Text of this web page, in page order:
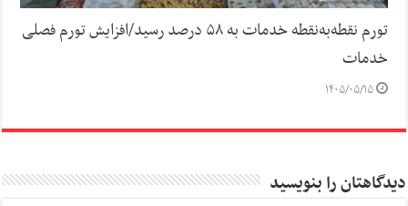
تورم نقطه‌به‌نقطه خدمات به ۵۸ درصد رسید/افزایش تورم فصلی
خدمات
۱۴۰۵/۰۵/۱۵
دیدگاهتان را بنویسید